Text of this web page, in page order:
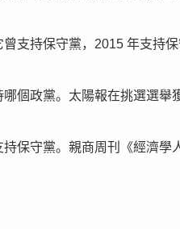
支持保守黨，2015 年支持
個政黨。太陽報在挑選選舉
保守黨。親商周刊《經濟學